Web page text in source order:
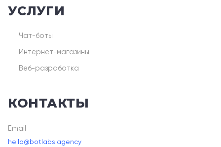
УСЛУГИ
Чат-боты
Интернет-магазины
Веб-разработка
КОНТАКТЫ
Email
hello@botlabs.agency